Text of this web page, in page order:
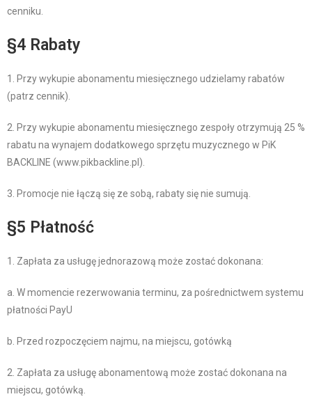
cenniku.
§4 Rabaty
1. Przy wykupie abonamentu miesięcznego udzielamy rabatów
(patrz cennik).
2. Przy wykupie abonamentu miesięcznego zespoły otrzymują 25 %
rabatu na wynajem dodatkowego sprzętu muzycznego w PiK
BACKLINE (www.pikbackline.pl).
3. Promocje nie łączą się ze sobą, rabaty się nie sumują.
§5 Płatność
1. Zapłata za usługę jednorazową może zostać dokonana:
a. W momencie rezerwowania terminu, za pośrednictwem systemu
płatności PayU
b. Przed rozpoczęciem najmu, na miejscu, gotówką
2. Zapłata za usługę abonamentową może zostać dokonana na
miejscu, gotówką.